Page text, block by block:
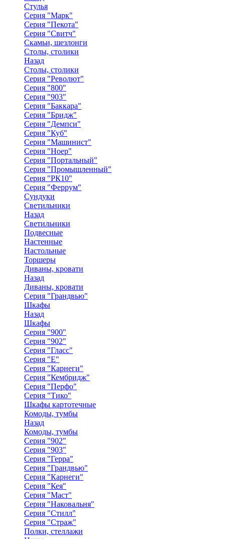
Стулья
Серия "Марк"
Серия "Пекота"
Серия "Свитч"
Скамьи, шезлонги
Столы, столики
Назад
Столы, столики
Серия "Револют"
Серия "800"
Серия "903"
Серия "Баккара"
Серия "Бридж"
Серия "Демпси"
Серия "Куб"
Серия "Машинист"
Серия "Ноер"
Серия "Портальный"
Серия "Промышленный"
Серия "РК10"
Серия "Феррум"
Сундуки
Светильники
Назад
Светильники
Подвесные
Настенные
Настольные
Торшеры
Диваны, кровати
Назад
Диваны, кровати
Серия "Грандвью"
Шкафы
Назад
Шкафы
Серия "900"
Серия "902"
Серия "Гласс"
Серия "Е"
Серия "Карнеги"
Серия "Кембридж"
Серия "Перфо"
Серия "Тико"
Шкафы картотечные
Комоды, тумбы
Назад
Комоды, тумбы
Серия "902"
Серия "903"
Серия "Герра"
Серия "Грандвью"
Серия "Карнеги"
Серия "Кея"
Серия "Маст"
Серия "Наковальня"
Серия "Стилл"
Серия "Страж"
Полки, стеллажи